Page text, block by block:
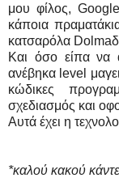
μου φίλος,
κάποια
κατσαρόλα
Και όσο είπα να
ανέβηκα level
κώδικες
σχεδιασμός και
Αυτά έχει η
*καλού κακού